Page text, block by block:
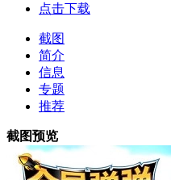
点击下载
截图
简介
信息
专题
推荐
截图预览